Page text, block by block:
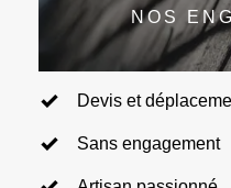
NOS
Devis et
Sans engagement